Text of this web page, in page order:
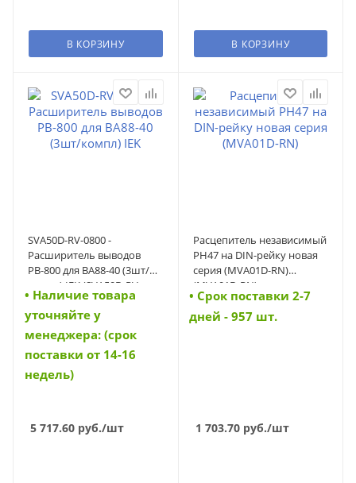
В КОРЗИНУ В КОРЗИНУ
SVA50D-RV-0800 -
Расширитель выводов
РВ-800 для ВА88-40 (3шт/
компл) IEK (SVA50D-RV-
0800)
• Наличие товара
уточняйте у
менеджера: (срок
поставки от 14-16
недель)
5 717.60 руб./шт
Расцепитель независимый
РН47 на DIN-рейку новая
серия (MVA01D-RN)
(MVA01D-RN)
• Cрок поставки 2-7
дней - 957 шт.
1 703.70руб./шт